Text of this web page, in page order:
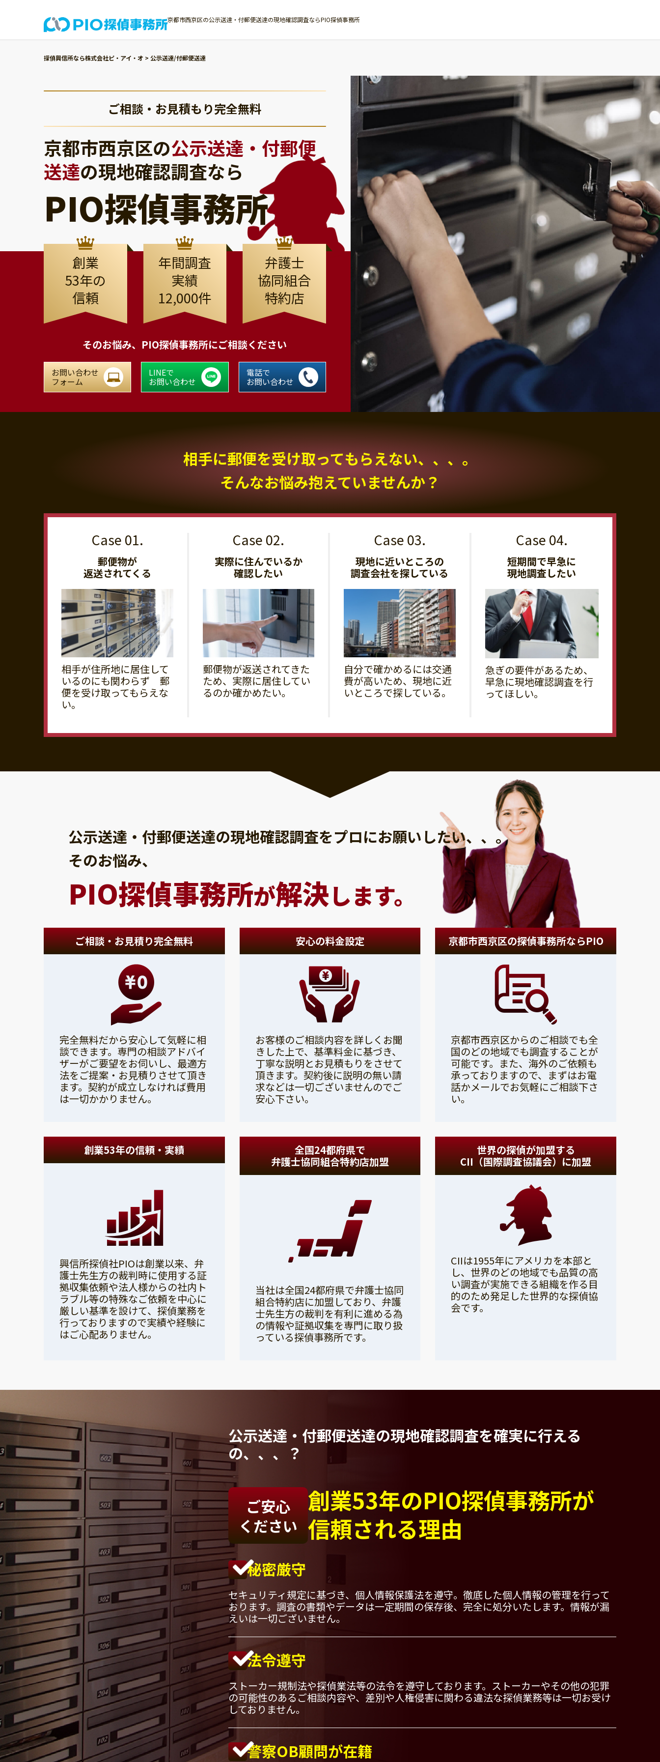
京都市西京区の公示送達・付郵便送達の現地確認調査ならPIO探偵事務所
探偵興信所なら株式会社ピ・アイ・オ > 公示送達/付郵便送達
ご相談・お見積もり完全無料
京都市西京区の公示送達・付郵便
送達の現地確認調査なら
PIO探偵事務所
創業
53年の
信頼
年間調査
実績
12,000件
弁護士
協同組合
特約店
そのお悩み、 PIO探偵事務所にご相談ください
お問い合わせ
フォーム
LINEで
お問い合わせ
電話で
お問い合わせ
相手に郵便を受け取ってもらえない、、、。
そんなお悩み抱えていませんか？
郵便物が
返送されてくる
相手が住所地に居住して
いるのにも関わらず 郵
便を受け取ってもらえな
い。
実際に住んでいるか
確認したい
郵便物が返送されてきた
ため、実際に居住してい
るのか確かめたい。
現地に近いところの
調査会社を探している
自分で確かめるには交通
費が高いため、現地に近
いところで探している。
短期間で早急に
現地調査したい
急ぎの要件があるため、
早急に現地確認調査を行
ってほしい。
公示送達・付郵便送達の現地確認調査をプロにお願いしたい、、。
そのお悩み、
PIO探偵事務所が解決します。
ご相談・お見積り完全無料
完全無料だから安心して気軽に相
談できます。専門の相談アドバイ
ザーがご要望をお伺いし、最適方
法をご提案・お見積りさせて頂き
ます。契約が成立しなければ費用
は一切かかりません。
安心の料金設定
お客様のご相談内容を詳しくお聞
きした上で、基準料金に基づき、
丁寧な説明とお見積もりをさせて
頂きます。契約後に説明の無い請
求などは一切ございませんのでご
安心下さい。
京都市西京区の探偵事務所ならPIO
京都市西京区からのご相談でも全
国のどの地域でも調査することが
可能です。また、海外のご依頼も
承っておりますので、まずはお電
話かメールでお気軽にご相談下さ
い。
創業53年の信頼・実績
興信所探偵社PIOは創業以来、弁
護士先生方の裁判時に使用する証
拠収集依頼や法人様からの社内ト
ラブル等の特殊なご依頼を中心に
厳しい基準を設けて、探偵業務を
行っておりますので実績や経験に
はご心配ありません。
全国24都府県で
弁護士協同組合特約店加盟
当社は全国24都府県で弁護士協同
組合特約店に加盟しており、弁護
士先生方の裁判を有利に進める為
の情報や証拠収集を専門に取り扱
っている探偵事務所です。
世界の探偵が加盟する
CII（国際調査協議会）に加盟
CIIは1955年にアメリカを本部と
し、世界のどの地域でも品質の高
い調査が実施できる組織を作る目
的のため発足した世界的な探偵協
会です。
公示送達・付郵便送達の現地確認調査を確実に行える
の、、、？
ご安心
ください
創業53年のPIO探偵事務所が
信頼される理由
秘密厳守
セキュリティ規定に基づき、個人情報保護法を遵守。徹底した個人情報の管理を行って
おります。調査の書類やデータは一定期間の保存後、完全に処分いたします。情報が漏
えいは一切ございません。
法令遵守
ストーカー規制法や探偵業法等の法令を遵守しております。ストーカーやその他の犯罪
の可能性のあるご相談内容や、差別や人権侵害に関わる違法な探偵業務等は一切お受け
しておりません。
警察OB顧問が在籍